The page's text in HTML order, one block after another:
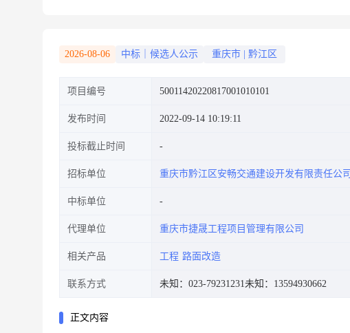
2026-08-06 中标｜候选人公示 重庆市 黔江区
项目编号 50011420220817001010101
发布时间 2022-09-14 10:19:11
投标截止时间
招标单位 重庆市黔江区安畅交通建设开发有限责任公司
中标单位
代理单位 重庆市捷晟工程项目管理有限公司
相关产品 工程 路面改造
联系方式 未知：023-79231231未知：13594930662
正文内容